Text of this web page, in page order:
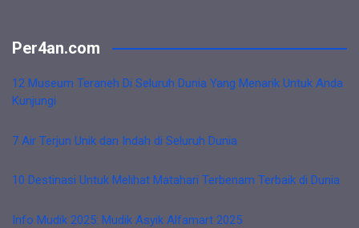
Per4an.com
12 Museum Teraneh Di Seluruh Dunia Yang Menarik Untuk Anda
Kunjungi
7 Air Terjun Unik dan Indah di Seluruh Dunia
10 Destinasi Untuk Melihat Matahari Terbenam Terbaik di Dunia
Info Mudik 2025: Mudik Asyik Alfamart 2025